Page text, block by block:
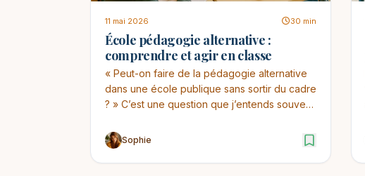
11 mai 2026 30 min
École pédagogie alternative :
comprendre et agir en classe
« Peut-on faire de la pédagogie alternative
dans une école publique sans sortir du cadre
? » C’est une question que j’entends souvent
Sophie